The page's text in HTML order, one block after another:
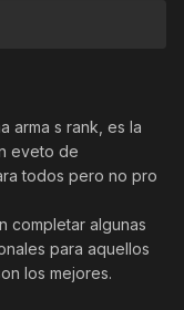
arma s rank, es la
eveto de
todos pero no pro
completar algunas
para aquellos
los mejores.